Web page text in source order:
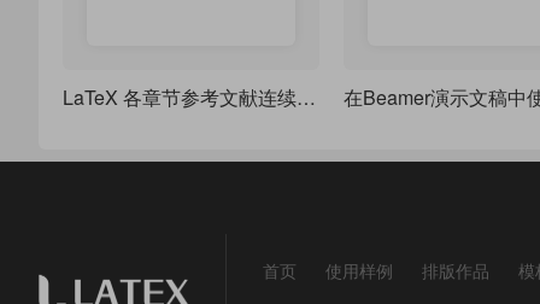
LaTeX 各章节参考文献连续的方法
首页 使用样例 排版作品